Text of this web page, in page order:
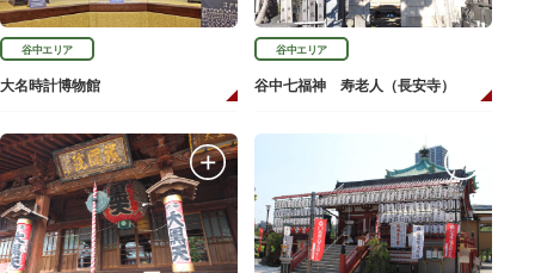
谷中エリア
大名時計博物館
谷中エリア
谷中七福神 寿老人（長安寺）